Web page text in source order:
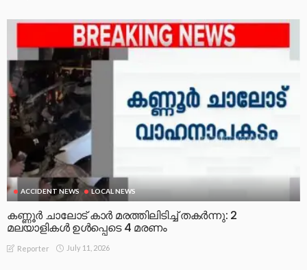
ACCIDENT NEWS LOCAL NEWS
കണ്ണൂർ ചാലോട് കാര്‍ മരത്തിലിടിച്ച് തകര്‍ന്നു: 2
മലയാളികൾ ഉൾപ്പെടെ 4 മരണം
Reporter July 11, 2026